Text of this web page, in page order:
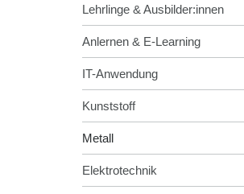
Lehrlinge & Ausbilder:innen
Anlernen & E-Learning
IT-Anwendung
Kunststoff
Metall
Elektrotechnik